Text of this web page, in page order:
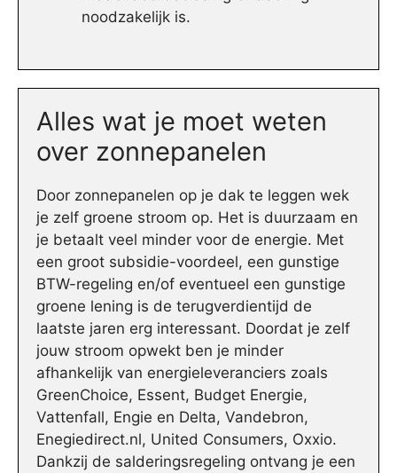
noodzakelijk is.
Alles wat je moet weten
over zonnepanelen
Door zonnepanelen op je dak te leggen wek
je zelf groene stroom op. Het is duurzaam en
je betaalt veel minder voor de energie. Met
een groot subsidie-voordeel, een gunstige
BTW-regeling en/of eventueel een gunstige
groene lening is de terugverdientijd de
laatste jaren erg interessant. Doordat je zelf
jouw stroom opwekt ben je minder
afhankelijk van energieleveranciers zoals
GreenChoice, Essent, Budget Energie,
Vattenfall, Engie en Delta, Vandebron,
Enegiedirect.nl, United Consumers, Oxxio.
Dankzij de salderingsregeling ontvang je een